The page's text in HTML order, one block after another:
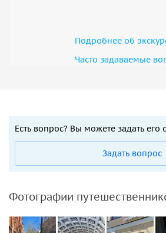
Подробнее об
Часто задаваемые
Есть вопрос? Вы можете задать его
Задать вопрос
Фотографии